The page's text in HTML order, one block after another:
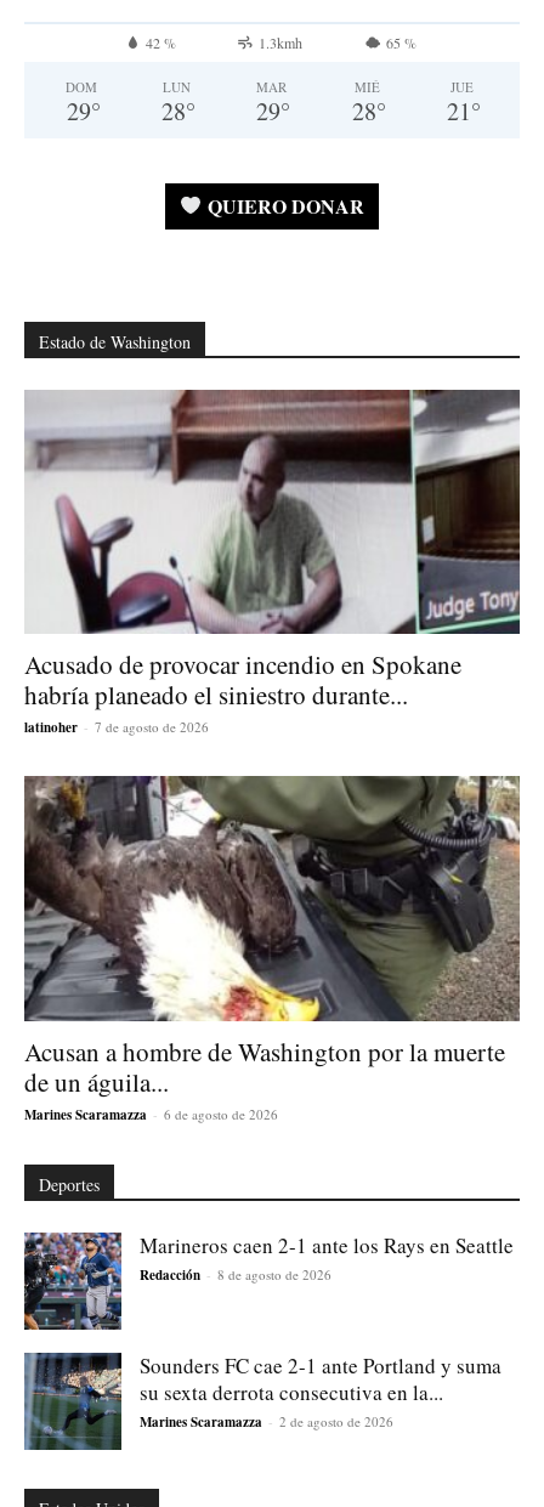
42 % 1.3kmh 65 %
DOM
29°
LUN
28°
MAR
29°
MIÉ
28°
JUE
21°
QUIERO DONAR
Estado de Washington
Acusado de provocar incendio en Spokane
habría planeado el siniestro durante...
latinoher - 7 de agosto de 2026
Acusan a hombre de Washington por la muerte
de un águila...
Marines Scaramazza - 6 de agosto de 2026
Deportes
Marineros caen 2-1 ante los Rays en Seattle
Redacción - 8 de agosto de 2026
Sounders FC cae 2-1 ante Portland y suma
su sexta derrota consecutiva en la...
Marines Scaramazza - 2 de agosto de 2026